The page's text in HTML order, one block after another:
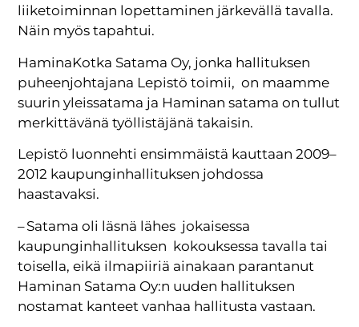
liiketoiminnan lopettaminen järkevällä tavalla.
Näin myös tapahtui.
HaminaKotka Satama Oy, jonka hallituksen
puheenjohtajana Lepistö toimii, on maamme
suurin yleissatama ja Haminan satama on tullut
merkittävänä työllistäjänä takaisin.
Lepistö luonnehti ensimmäistä kauttaan 2009–
2012 kaupunginhallituksen johdossa
haastavaksi.
– Satama oli läsnä lähes jokaisessa
kaupunginhallituksen kokouksessa tavalla tai
toisella, eikä ilmapiiriä ainakaan parantanut
Haminan Satama Oy:n uuden hallituksen
nostamat kanteet vanhaa hallitusta vastaan.